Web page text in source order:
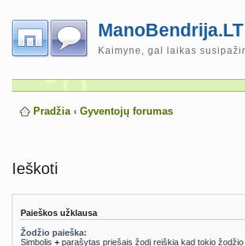
Kaimyne, gal laikas
Pradžia ‹ Gyventojų forumas
Ieškoti
Paieškos užklausa
Žodžio paieška:
Simbolis + parašytas priešais žodį reiškia kad tokio žodžio